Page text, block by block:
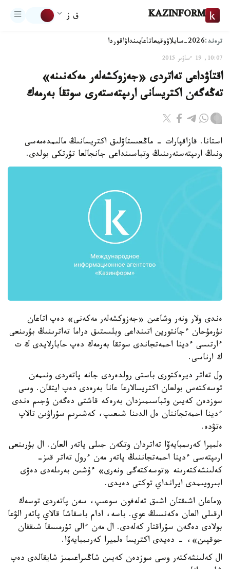
KAZINFORM ق ز
ترەند:2026-سايلاۋ وقيعاتاعايىنداۋاقوردا
10:07, 19 ءساۋىر 2015
اقتاۋداعى تەاتردى «جەزوكشەلەر مەكەنىنە»
تەڭەگەن اكتريسانى ارىپتەستەرى سوتقا بەرمەك
استانا. قازاقپارات - ماڭعىستاۋلىق اكتريسانىڭ مالىمدەمەسى
ونىڭ ارىپتەستەرىنىڭ وتباسىنداعى جانجالعا تۇرتكى بولدى.
ەندى ولار ونەر وشاعىن «جەزوكشەلەر مەكەنى» دەپ اتاعان
نۇرمۇحان ءجانتورين اتىنداعى وبلىستىق دراما تەاترىنىڭ بۇرىنعى
ءارتىسى ءدينا احمەتجاندى سوتقا بەرمەك دەپ حابارلايدى ك ت
ك ارناسى.
ول تەاتر ديرەكتورى باستى رولدەردى جانە پاتەردى ونىمەن
توسەكتەس بولعان اكتريسالارعا عانا بەرەدى دەپ ايتقان. وسى
سوزدەن كەيىن وتباسىمىزدان بەرەكە قاشتى دەگەن ۇجىم ەندى
ءدينا احمەتجاننان ەل الدىنا شىعىپ، كەشىرىم سۇراۋىن تالاپ
ەتۋدە.
ەلميرا كەرىمبايەۆا تەاتردان وتكەن جىلى پاتەر العان. ال بۇرىنعى
ارىپتەسى ءدينا احمەتجاننىڭ پاتەر مەن ءرول تەاتر قىز-
كەلىنشەكتەرىنە «توسەكتەگى ونەرى» ءۇشىن بەرىلەدى دەۋى
ابىرويىمدى ايرانداي توكتى دەيدى.
«ماعان اشىقتان اشىق تەلەفون سوعىپ، سەن پاتەردى توسەك
ارقىلى العان ەكەنسىڭ عوي. باسە، ادام باسقاشا قالاي پاتەر الۋعا
بولادى دەگەن سۇراقتار كەلەدى. ال مەن ءالى تۇرمىسقا شىققان
جوقپىن»، - دەيدى اكتريسا ەلميرا كەرىمبايەۆا.
ال كەلىنشەكتەر وسى سوزدەن كەيىن شاڭىراعىمىز شايقالدى دەپ